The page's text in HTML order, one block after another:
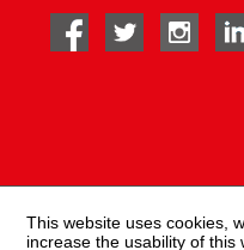
facebook twitter
This website uses cookies,
increase the usability of